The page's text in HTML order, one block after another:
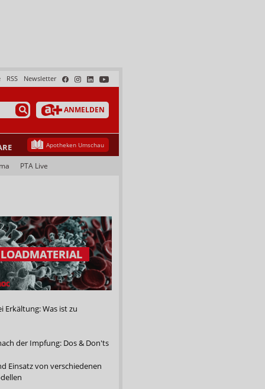
Newsletter
RSS
ANMELDEN
Apotheken Umschau
PTA Live
Erkältung: Was ist zu
der Impfung: Dos & Don'ts
Einsatz von verschiedenen